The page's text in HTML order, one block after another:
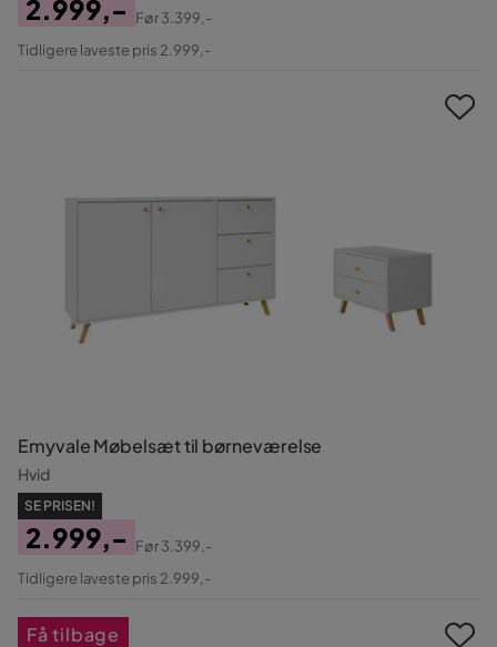
Pris
2.999,-
Original
Før3.399,-
Tidligere laveste pris 2.999,-
Emyvale Møbelsæt til børneværelse
Hvid
SE PRISEN!
Pris
2.999,-
Original
Før3.399,-
Tidligere laveste pris 2.999,-
Få tilbage